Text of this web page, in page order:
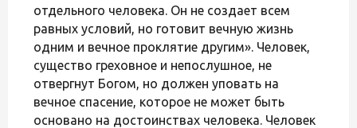
отдельного человека. Он не создает всем
равных условий, но готовит вечную жизнь
одним и вечное проклятие другим». Человек,
существо греховное и непослушное, не
отвергнут Богом, но должен уповать на
вечное спасение, которое не может быть
основано на достоинствах человека. Человек